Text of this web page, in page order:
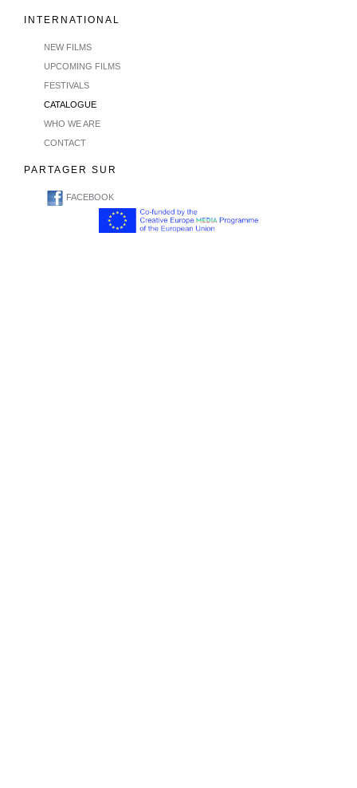
INTERNATIONAL
NEW FILMS
UPCOMING FILMS
FESTIVALS
CATALOGUE
WHO WE ARE
CONTACT
PARTAGER SUR
FACEBOOK